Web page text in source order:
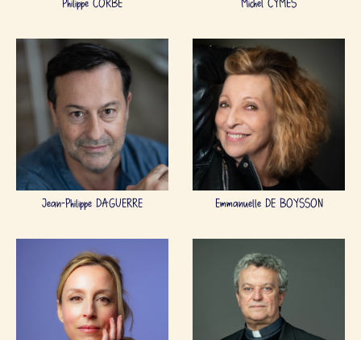
Philippe CORBÉ Michel CYMES
Jean-Philippe DAGUERRE Emmanuelle DE BOYSSON